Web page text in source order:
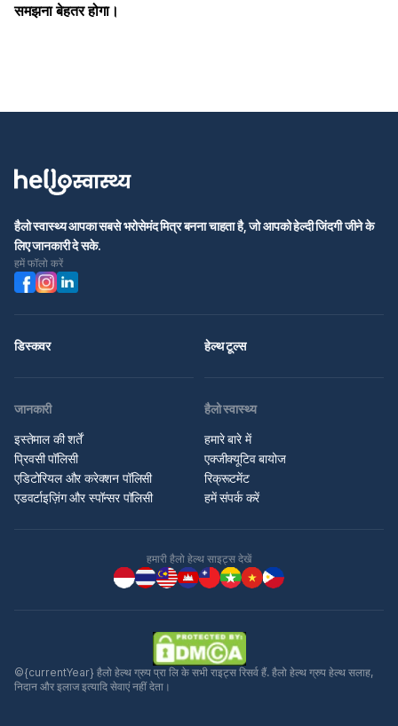
समझना बेहतर होगा।
हैलो स्वास्थ्य आपका सबसे भरोसेमंद मित्र बनना चाहता है, जो आपको हेल्दी जिंदगी जीने के
लिए जानकारी दे सके.
हमें फॉलो करें
डिस्कवर हेल्थ टूल्स
जानकारी
इस्तेमाल की शर्तें
प्रिवसी पॉलिसी
एडिटोरियल और करेक्शन पॉलिसी
एडवर्टाइज़िंग और स्पॉन्सर पॉलिसी
हैलो स्वास्थ्य
हमारे बारे में
एक्जीक्यूटिव बायोज
रिक्रूटमेंट
हमें संपर्क करें
हमारी हैलो हेल्थ साइट्स देखें
©{currentYear} हैलो हेल्थ ग्रुप प्रा लि के सभी राइट्स रिसर्व हैं. हैलो हेल्थ ग्रुप हेल्थ सलाह,
निदान और इलाज इत्यादि सेवाएं नहीं देता।